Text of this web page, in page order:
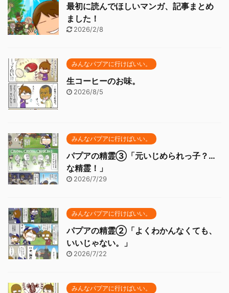
最初に読んでほしいマンガ、記事まとめ
ました！
2026/2/8
みんなパプアに行けばいい。
生コーヒーのお味。
2026/8/5
みんなパプアに行けばいい。
パプアの精霊③「元いじめられっ子？…
な精霊！」
2026/7/29
みんなパプアに行けばいい。
パプアの精霊②「よくわかんなくても、
いいじゃない。」
2026/7/22
みんなパプアに行けばいい。